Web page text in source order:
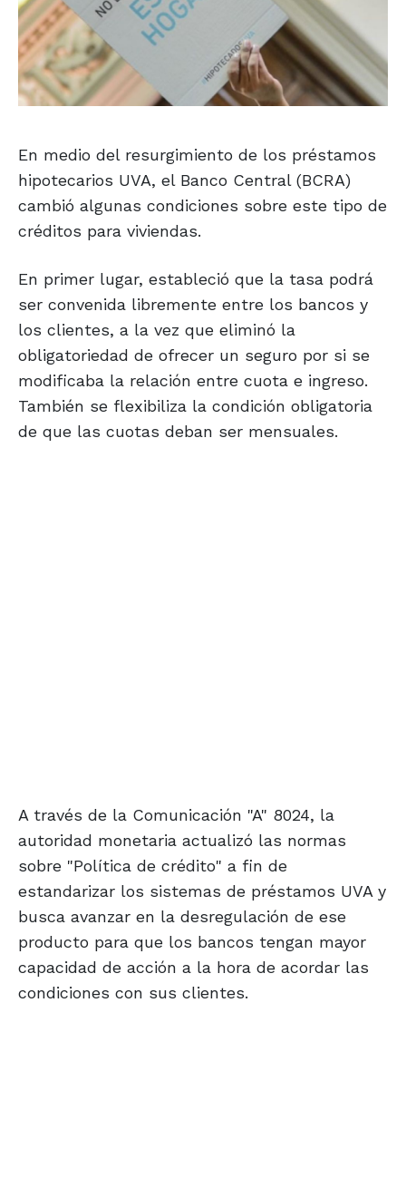
En medio del resurgimiento de los préstamos
hipotecarios UVA, el Banco Central (BCRA)
cambió algunas condiciones sobre este tipo de
créditos para viviendas.
En primer lugar, estableció que la tasa podrá
ser convenida libremente entre los bancos y
los clientes, a la vez que eliminó la
obligatoriedad de ofrecer un seguro por si se
modificaba la relación entre cuota e ingreso.
También se flexibiliza la condición obligatoria
de que las cuotas deban ser mensuales.
A través de la Comunicación "A" 8024, la
autoridad monetaria actualizó las normas
sobre "Política de crédito" a fin de
estandarizar los sistemas de préstamos UVA y
busca avanzar en la desregulación de ese
producto para que los bancos tengan mayor
capacidad de acción a la hora de acordar las
condiciones con sus clientes.